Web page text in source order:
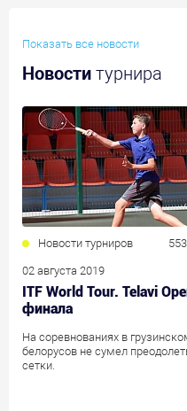
Показать все новости
Новости турнира
Новости турниров 553
02 августа 2019
ITF World Tour. Telavi
финала
На соревнованиях в
белорусов не сумел
сетки.